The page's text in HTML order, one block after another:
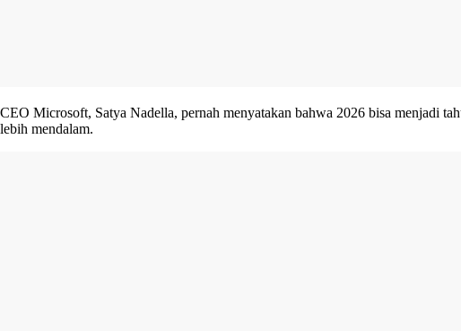
CEO Microsoft, Satya Nadella, pernah menyatakan bahwa 2026 bisa menjadi
lebih mendalam.